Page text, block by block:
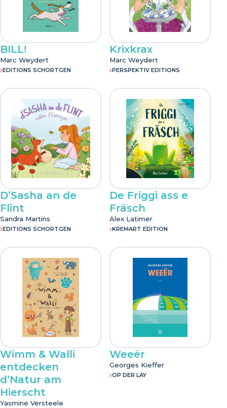
BILL!
Marc Weydert
EDITIONS SCHORTGEN
Krixkrax
Marc Weydert
PERSPEKTIV EDITIONS
D’Sasha an de
Flint
Sandra Martins
EDITIONS SCHORTGEN
De Friggi ass e
Fräsch
Alex Latimer
KREMART EDITION
Wimm & Walli
entdecken
d’Natur am
Hierscht
Yasmine Versteele
Weeër
Georges Kieffer
OP DER LAY